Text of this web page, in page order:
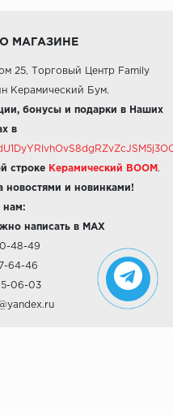
МАГАЗИНЕ
25, Торговый Центр Family
Керамический Бум.
бонусы и подарки в Наших
в
строке Керамический BOOM .
новостями и новинками!
нам:
написать в MAX
48-49
64-46
06-03